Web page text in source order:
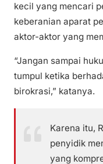
kecil yang mencari
keberanian aparat
aktor-aktor yang
“Jangan sampai
tumpul ketika
birokrasi,” katanya.
Karena itu,
penyidik
yang